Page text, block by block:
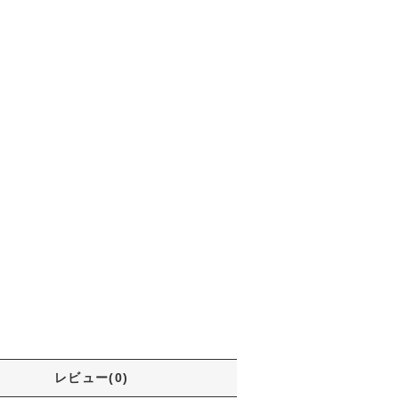
レビュー(0)